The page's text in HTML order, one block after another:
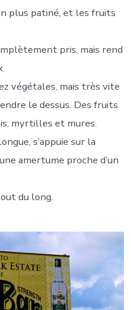
plus patiné, et les fruits
pris, mais rend
végétales, mais très vite
le dessus. Des fruits
myrtilles et mures.
s’appuie sur la
amertume proche d’un
du long.